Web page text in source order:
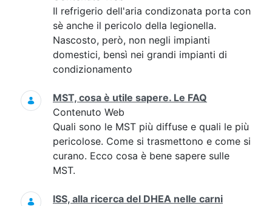
Il refrigerio dell'aria condizonata porta con
sè anche il pericolo della legionella.
Nascosto, però, non negli impianti
domestici, bensì nei grandi impianti di
condizionamento
MST, cosa è utile sapere. Le FAQ
Contenuto Web
Quali sono le MST più diffuse e quali le più
pericolose. Come si trasmettono e come si
curano. Ecco cosa è bene sapere sulle
MST.
ISS, alla ricerca del DHEA nelle carni